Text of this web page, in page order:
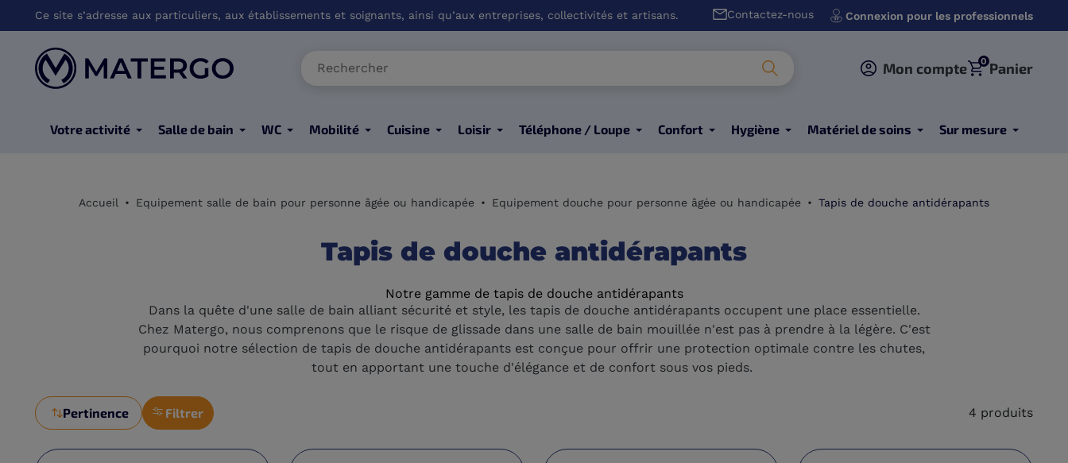
Ce site s’adresse aux particuliers, aux établissements et soignants, ainsi qu’aux entreprises, collectivités et artisans. Contactez-nous Connexion pour les professionnels
Mon compte 0 Panier
Votre activité Salle de bain WC Mobilité Cuisine Loisir Téléphone / Loupe Confort Hygiène Matériel de soins Sur mesure
Accueil Equipement salle de bain pour personne âgée ou handicapée Equipement douche pour personne âgée ou handicapée Tapis de douche antidérapants
Tapis de douche antidérapants
Notre gamme de tapis de douche antidérapants
Dans la quête d'une salle de bain alliant sécurité et style, les tapis de douche antidérapants occupent une place essentielle.
Chez Matergo, nous comprenons que le risque de glissade dans une salle de bain mouillée n'est pas à prendre à la légère. C'est
pourquoi notre sélection de tapis de douche antidérapants est conçue pour offrir une protection optimale contre les chutes,
tout en apportant une touche d'élégance et de confort sous vos pieds.
Pertinence Filtrer 4 produits